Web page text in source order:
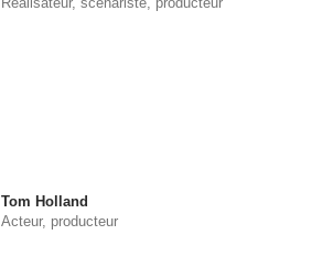
Tom Holland
Acteur, producteur